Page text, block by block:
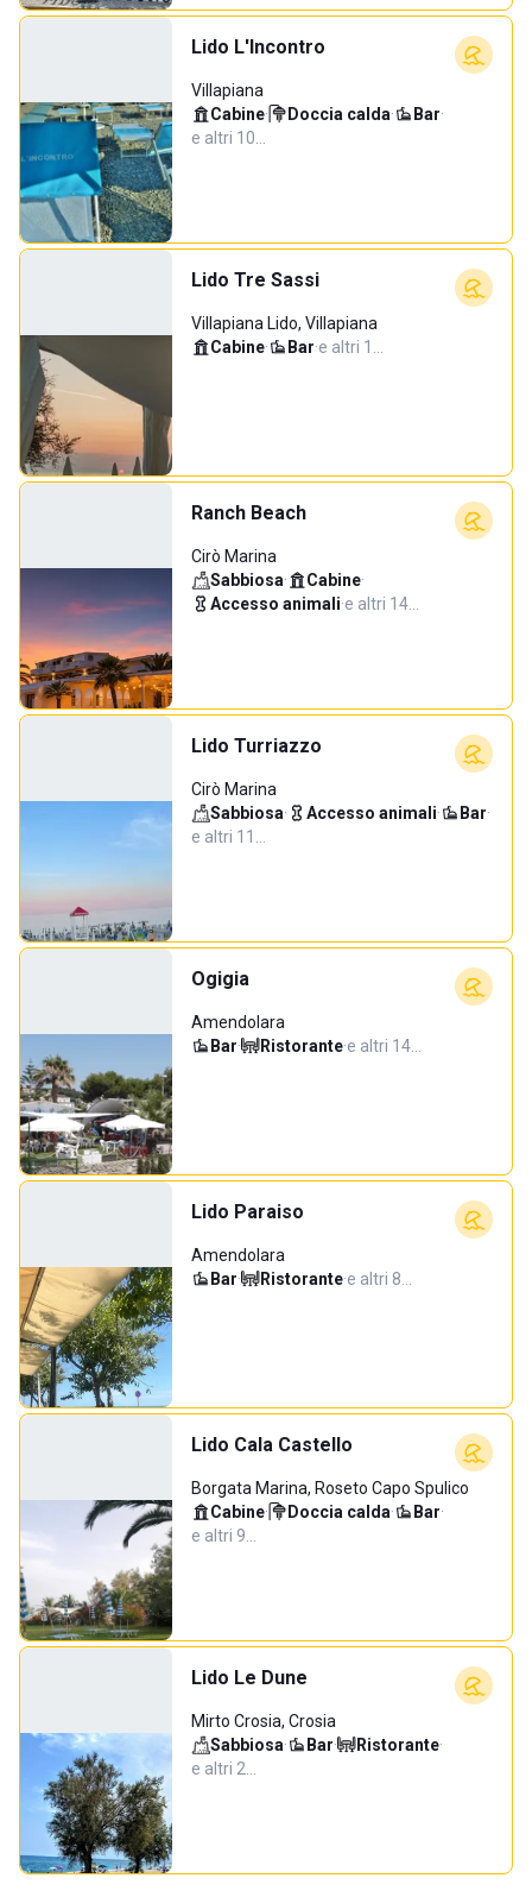
Lido L'Incontro
Villapiana
Cabine· Doccia calda· Bar·
e altri 10…
Lido Tre Sassi
Villapiana Lido, Villapiana
Cabine· Bar·e altri 1…
Ranch Beach
Cirò Marina
Sabbiosa· Cabine·
Accesso animali·e altri 14…
Lido Turriazzo
Cirò Marina
Sabbiosa· Accesso animali· Bar·
e altri 11…
Ogigia
Amendolara
Bar· Ristorante·e altri 14…
Lido Paraiso
Amendolara
Bar· Ristorante·e altri 8…
Lido Cala Castello
Borgata Marina, Roseto Capo Spulico
Cabine· Doccia calda· Bar·
e altri 9…
Lido Le Dune
Mirto Crosia, Crosia
Sabbiosa· Bar· Ristorante·
e altri 2…